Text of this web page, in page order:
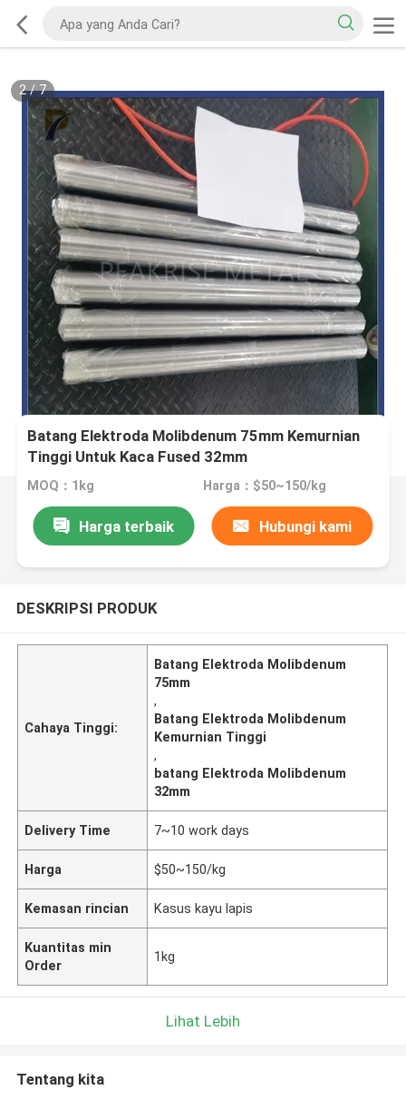
2/7
Batang Elektroda Molibdenum 75mm Kemurnian
Tinggi Untuk Kaca Fused 32mm
MOQ：1kg Harga：$50~150/kg
Harga terbaik Hubungi kami
DESKRIPSI PRODUK
Cahaya Tinggi:
Batang Elektroda Molibdenum
75mm
,
Batang Elektroda Molibdenum
Kemurnian Tinggi
,
batang Elektroda Molibdenum
32mm
Delivery Time 7~10 work days
Harga $50~150/kg
Kemasan rincian Kasus kayu lapis
Kuantitas min
Order
1kg
Lihat Lebih
Tentang kita